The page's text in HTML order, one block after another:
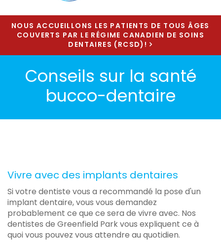
NOUS ACCUEILLONS LES PATIENTS DE TOUS ÂGES
COUVERTS PAR LE RÉGIME CANADIEN DE SOINS
DENTAIRES (RCSD)!
Conseils sur la santé
bucco-dentaire
Vivre avec des implants dentaires
Si votre dentiste vous a recommandé la pose d'un
implant dentaire, vous vous demandez
probablement ce que ce sera de vivre avec. Nos
dentistes de Greenfield Park vous expliquent ce à
quoi vous pouvez vous attendre au quotidien.